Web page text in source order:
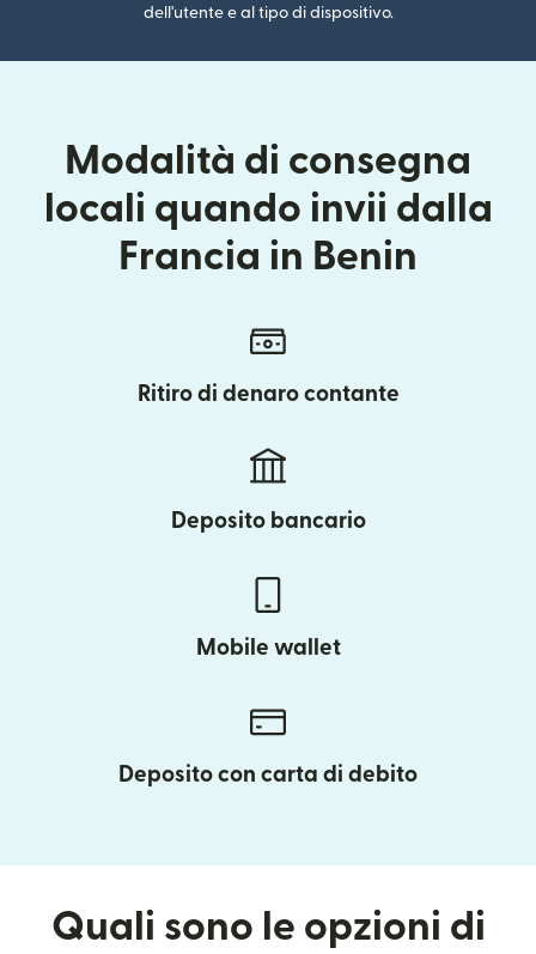
dell'utente e al tipo di dispositivo.
Modalità di consegna
locali quando invii dalla
Francia in Benin
Ritiro di denaro contante
Deposito bancario
Mobile wallet
Deposito con carta di debito
Quali sono le opzioni di